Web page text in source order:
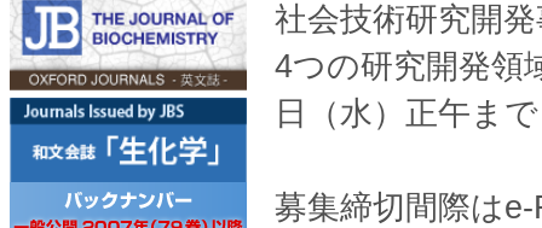
社会技術研究開
4つの研究開発領
日（水）正午ま
募集締切間際は